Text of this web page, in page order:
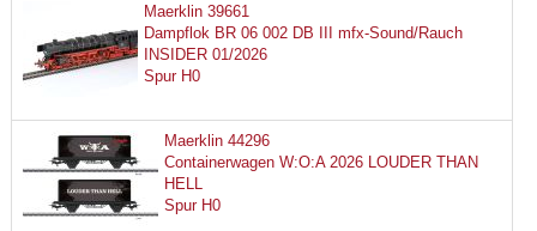
Maerklin 39661
Dampflok BR 06 002 DB III mfx-Sound/Rauch
INSIDER 01/2026
Spur H0
Maerklin 44296
Containerwagen W:O:A 2026 LOUDER THAN
HELL
Spur H0